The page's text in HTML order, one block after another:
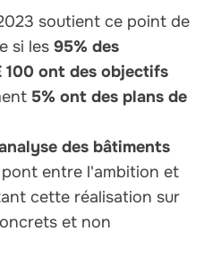
soutient ce point de
si les 95% des
100 ont des objectifs
5% ont des plans de
des bâtiments
entre l'ambition et
cette réalisation sur
et non